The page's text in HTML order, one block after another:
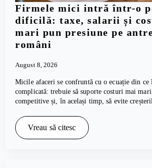
Firmele mici intră într-o
dificilă: taxe, salarii și
mari pun presiune pe
români
August 8, 2026
Micile afaceri se confruntă cu o ecuație din ce
complicată: trebuie să suporte costuri mai
competitive și, în același timp, să evite
Vreau să citesc